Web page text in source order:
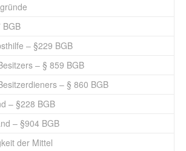
BGB
– §229 BGB
– § 859 BGB
– § 860 BGB
– §228 BGB
– §904 BGB
der Mittel